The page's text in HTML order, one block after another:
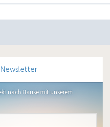
nach Hause mit unserem